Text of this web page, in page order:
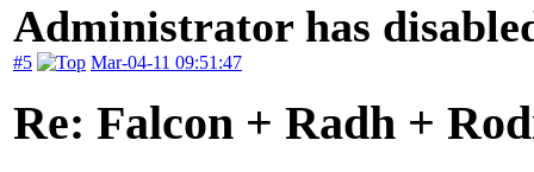
Administrator has
#5 Mar-04-11 09:51:47
Re: Falcon + Radh +